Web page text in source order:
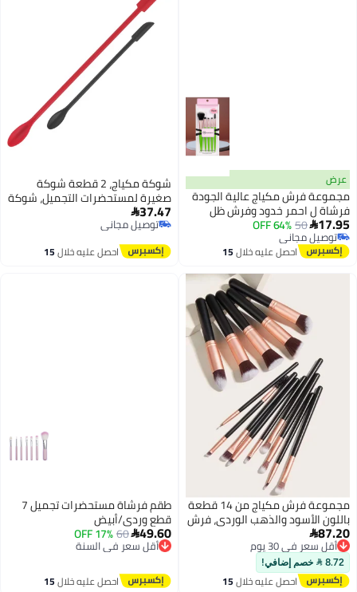
عرض
مجموعة فرش مكياج عالية الجودة
فرشاة ل احمر خدود وفرش ظل
عيون وفرشة الحواجب طقم فرشه
متعدد الألوان
17.95
50
64% OFF
توصيل مجاني
توصيل مجانياحصل عليه خلال15
شوكة مكياج، 2 قطعة شوكة
صغيرة لمستحضرات التجميل، شوكة
سيليكون صغيرة، شوكة تجميل
قابلة لإعادة الاستخدام، شوكة
صغيرة، شوكة لزجاجة رقيقة، فرشاة
لاستخراج ماكياج آخر، لللotion
37.47
توصيل مجاني
احصل عليه خلال15
مجموعة فرش مكياج من 14 قطعة
باللون الأسود والذهب الوردي، فرش
أساس وظل عين وحاجب احترافية
لمكياج الوجه الكامل، أدوات تجميل
اصطناعية عالية الجودة
87.20
أقل سعر في 30 يوم
توصيل مجاني
أقل سعر في 30 يوم
8.72  خصم إضافي!
احصل عليه خلال15
طقم فرشاة مستحضرات تجميل 7
قطع وردي/أبيض
49.60
60
17% OFF
أقل سعر في السنة
توصيل مجاني
احصل عليه خلال15